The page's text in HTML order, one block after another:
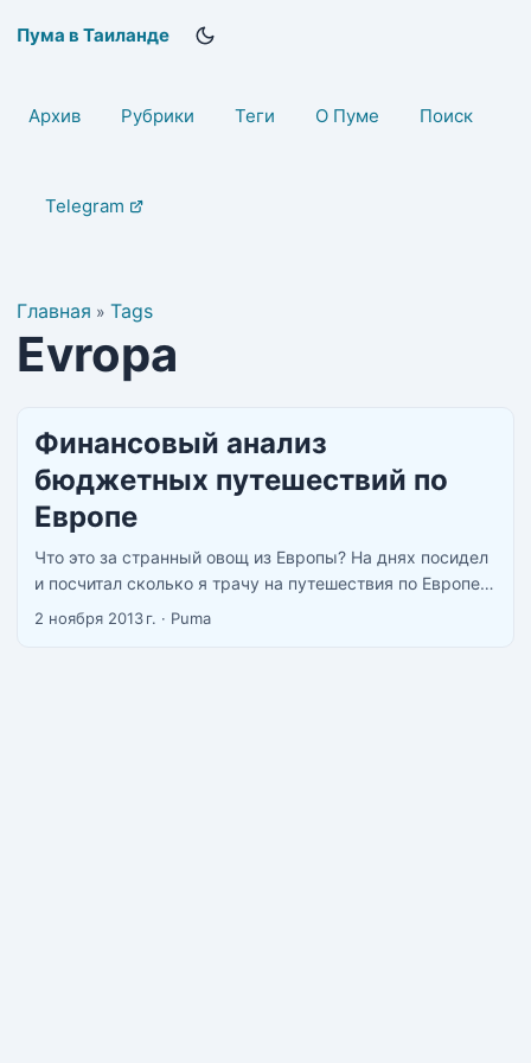
Пума в Таиланде
Архив Рубрики Теги О Пуме Поиск
Telegram
Главная » Tags
Evropa
Финансовый анализ
бюджетных путешествий по
Европе
Что это за странный овощ из Европы? На днях посидел
и посчитал сколько я трачу на путешествия по Европе,
в итоге на месяц тревеллинга уходит почти всегда 120
2 ноября 2013 г. · Puma